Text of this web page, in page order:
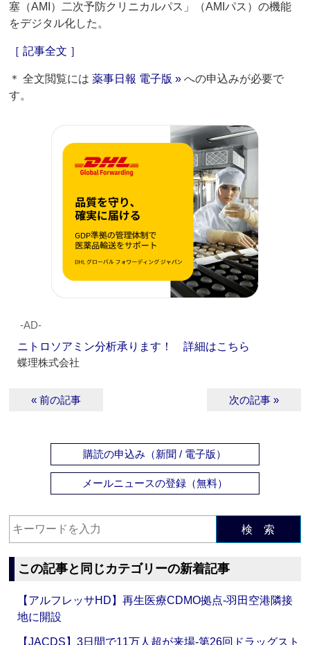
塞（AMI）二次予防クリニカルパス」（AMIパス）の機能
をデジタル化した。
［ 記事全文 ］
＊ 全文閲覧には薬事日報 電子版 » への申込みが必要で
す。
‐AD‐
ニトロソアミン分析承ります！ 詳細はこちら
蝶理株式会社
« 前の記事 次の記事 »
購読の申込み（新聞 / 電子版）
メールニュースの登録（無料）
検 索
この記事と同じカテゴリーの新着記事
【アルフレッサHD】再生医療CDMO拠点‐羽田空港隣接
地に開設
【JACDS】3日間で11万人超が来場‐第26回ドラッグスト